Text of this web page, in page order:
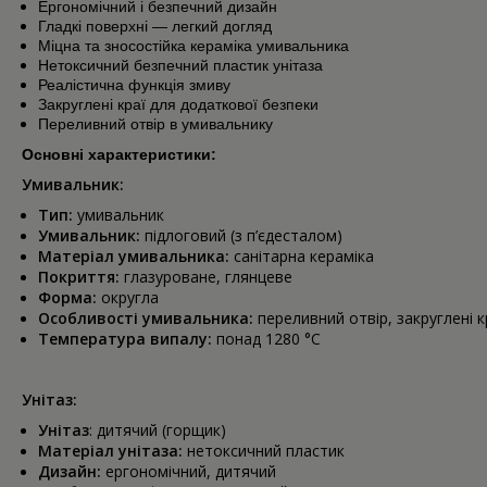
Ергономічний і безпечний дизайн
Гладкі поверхні — легкий догляд
Міцна та зносостійка кераміка умивальника
Нетоксичний безпечний пластик унітаза
Реалістична функція змиву
Закруглені краї для додаткової безпеки
Переливний отвір в умивальнику
Основні характеристики:
Умивальник:
Тип: умивальник
Умивальник: підлоговий (з п’єдесталом)
Матеріал умивальника: санітарна кераміка
Покриття: глазуроване, глянцеве
Форма: округла
Особливості умивальника: переливний отвір, закруглені
Температура випалу: понад 1280 °C
Унітаз:
Унітаз: дитячий (горщик)
Матеріал унітаза: нетоксичний пластик
Дизайн: ергономічний, дитячий